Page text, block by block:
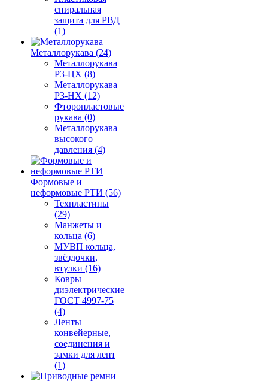
спиральная
защита для РВД
(1)
Металлорукава (24)
Металлорукава
Р3-ЦХ (8)
Металлорукава
Р3-НХ (12)
Фторопластовые
рукава (0)
Металлорукава
высокого
давления (4)
Формовые и
неформовые РТИ (56)
Техпластины
(29)
Манжеты и
кольца (6)
МУВП кольца,
звёздочки,
втулки (16)
Ковры
диэлектрические
ГОСТ 4997-75
(4)
Ленты
конвейерные,
соединения и
замки для лент
(1)